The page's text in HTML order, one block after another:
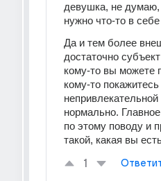
девушка, не думаю,
нужно что-то в
Да и тем более
достаточно
кому-то вы можете
кому-то покажитесь
непривлекательной
нормально.
по этому поводу и
такой, какая вы
1